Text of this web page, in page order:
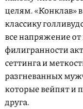
целям. «Конклав»
классику
все напряжение
филигранности
сеттинга и
разгневанных
которые вейпят и
друга.